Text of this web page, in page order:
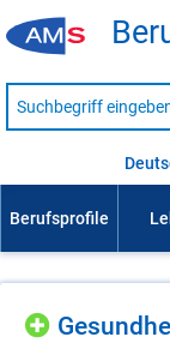
Suche
nach